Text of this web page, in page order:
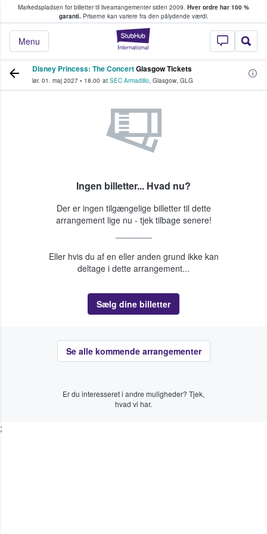
Markedspladsen for billetter til livearrangementer siden 2009. Hver ordre har 100 %
garanti.Priserne kan variere fra den pålydende værdi.
StubHub - Hvor
Menu
køber og sælger billetter
Disney Princess: The ConcertGlasgow Tickets
lør. 01. maj 2027 • 18.00 at SEC Armadillo, Glasgow, GLG
Ingen billetter... Hvad nu?
Der er ingen tilgængelige billetter til dette
arrangement lige nu - tjek tilbage senere!
Eller hvis du af en eller anden grund ikke kan
deltage i dette arrangement...
Sælg dine billetter
Se alle kommende arrangementer
Er du interesseret i andre muligheder? Tjek,
hvad vi har.
;